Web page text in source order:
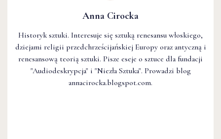
Anna Cirocka
Historyk sztuki. Interesuje się sztuką renesansu włoskiego,
dziejami religii przedchrześcijańskiej Europy oraz antyczną i
renesansową teorią sztuki. Pisze eseje o sztuce dla fundacji
"Audiodeskrypcja" i "Niezła Sztuka". Prowadzi blog
annacirocka.blogspot.com.